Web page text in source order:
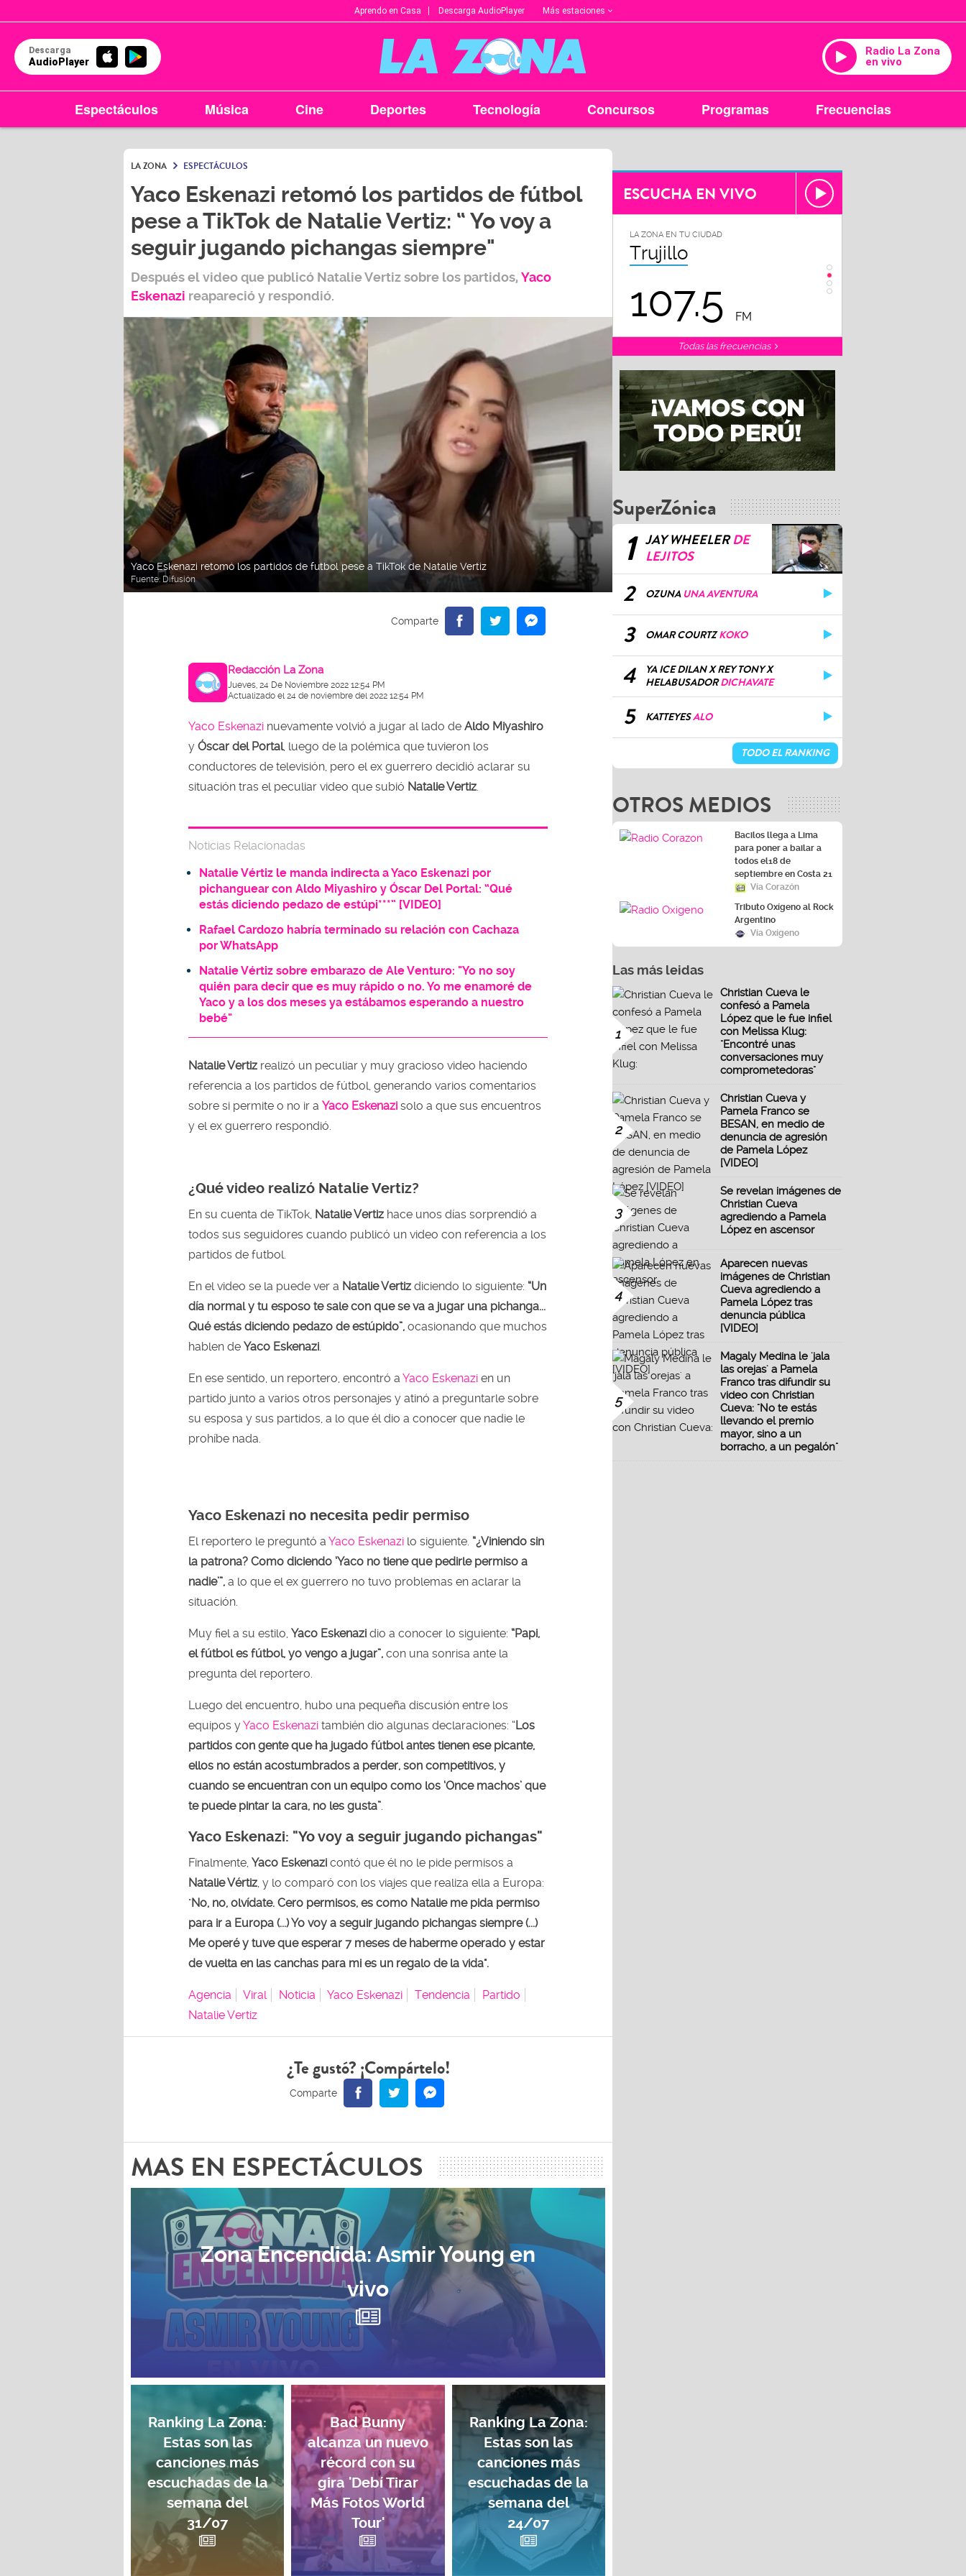
Aprendo en Casa Descarga AudioPlayer Más estaciones
Descarga
AudioPlayer
Radio La Zona
en vivo
Espectáculos Música Cine Deportes Tecnología Concursos Programas Frecuencias
LA ZONA ESPECTÁCULOS
Yaco Eskenazi retomó los partidos de fútbol
pese a TikTok de Natalie Vertiz: “ Yo voy a
seguir jugando pichangas siempre"
Después el video que publicó Natalie Vertizsobre los partidos, Yaco
Eskenazi reapareció y respondió.
Yaco Eskenazi retomó los partidos de futbol pese a TikTok de Natalie Vertiz
Fuente: Difusión
Redacción La Zona
Jueves, 24 De Noviembre 2022 12:54 PM
Actualizado el 24 de noviembre del 2022 12:54 PM
Yaco Eskenazi nuevamente volvió a jugar al lado de Aldo Miyashiro
y Óscar del Portal, luego de la polémica que tuvieron los
conductores de televisión, pero el ex guerrero decidió aclarar su
situación tras el peculiar video que subió Natalie Vertiz
Noticias Relacionadas
Natalie Vértiz le manda indirecta a Yaco Eskenazi por
pichanguear con Aldo Miyashiro y Óscar Del Portal: “Qué
estás diciendo pedazo de estúpi***” [VIDEO]
Rafael Cardozo habría terminado su relación con Cachaza
por WhatsApp
Natalie Vértiz sobre embarazo de Ale Venturo: "Yo no soy
quién para decir que es muy rápido o no. Yo me enamoré de
Yaco y a los dos meses ya estábamos esperando a nuestro
bebé"
Natalie Vertiz realizó un peculiar y muy gracioso video haciendo
referencia a los partidos de fútbol, generando varios comentarios
sobre si permite o no ir a Yaco Eskenazi solo a que sus encuentros
y el ex guerrero respondió.
¿Qué video realizó Natalie Vertiz?
En su cuenta de TikTok, Natalie Vertiz hace unos días sorprendió a
todos sus seguidores cuando publicó un video con referencia a los
partidos de futbol.
En el video se la puede ver a Natalie Vertiz diciendo lo siguiente: “Un
día normal y tu esposo te sale con que se va a jugar una pichanga...
Qué estás diciendo pedazo de estúpido”, ocasionando que muchos
hablen de Yaco Eskenazi
En ese sentido, un reportero, encontró a Yaco Eskenazi en un
partido junto a varios otros personajes y atinó a preguntarle sobre
su esposa y sus partidos, a lo que él dio a conocer que nadie le
prohíbe nada.
Yaco Eskenazi no necesita pedir permiso
El reportero le preguntó a Yaco Eskenazi lo siguiente. “¿Viniendo sin
la patrona? Como diciendo ‘Yaco no tiene que pedirle permiso a
nadie’”, a lo que el ex guerrero no tuvo problemas en aclarar la
situación.
Muy fiel a su estilo, Yaco Eskenazi dio a conocer lo siguiente: “Papi,
el fútbol es fútbol, yo vengo a jugar”, con una sonrisa ante la
pregunta del reportero.
Luego del encuentro, hubo una pequeña discusión entre los
equipos yYaco Eskenazi también dio algunas declaraciones: “Los
partidos con gente que ha jugado fútbol antes tienen ese picante,
ellos no están acostumbrados a perder, son competitivos, y
cuando se encuentran con un equipo como los ‘Once machos’ que
te puede pintar la cara, no les gusta”
Yaco Eskenazi: "Yo voy a seguir jugando pichangas"
Finalmente, Yaco Eskenazi contó que él no le pide permisos a
Natalie Vértiz , y lo comparó con los viajes que realiza ella a Europa:
"No, no, olvídate. Cero permisos, es como Natalie me pida permiso
para ir a Europa (...) Yo voy a seguir jugando pichangas siempre (...)
Me operé y tuve que esperar 7 meses de haberme operado y estar
de vuelta en las canchas para mi es un regalo de la vida".
Agencia Viral Noticia Yaco Eskenazi Tendencia
Partido
Natalie Vertiz
¿Te gustó? ¡Compártelo!
MAS EN ESPECTÁCULOS
Zona Encendida: Asmir Young en
vivo
Ranking La Zona:
Estas son las
canciones más
escuchadas de la
semana del
31/07
Bad Bunny
alcanza un nuevo
récord con su
gira 'Debí Tirar
Más Fotos World
Tour'
Ranking La Zona:
Estas son las
canciones más
escuchadas de la
semana del
24/07
ESCUCHA EN VIVO
LA ZONA EN TU CIUDAD
Arequipa
95.9 FM
LA ZONA EN TU CIUDAD
Trujillo
107.5 FM 102.3
Todas las frecuencias
SuperZónica
1 JAY WHEELERDE
LEJITOS
2 OZUNA UNA AVENTURA
3 OMAR COURTZKOKO
4
YA ICE DILAN X REY TONY X
HELABUSADORDICHAVATE
5 KATTEYESALO
TODO EL RANKING
OTROS MEDIOS
Bacilos llega a Lima
para poner a bailar a
todos el18 de
septiembre en Costa 21
Vía Corazón
Tributo Oxígeno al Rock
Argentino
Vía Oxígeno
Las más leidas
1
Christian Cueva le
confesó a Pamela
López que le fue infiel
con Melissa Klug:
"Encontré unas
conversaciones muy
comprometedoras"
2
Christian Cueva y
Pamela Franco se
BESAN, en medio de
denuncia de agresión
de Pamela López
[VIDEO]
3
Se revelan imágenes de
Christian Cueva
agrediendo a Pamela
López en ascensor
4
Aparecen nuevas
imágenes de Christian
Cueva agrediendo a
Pamela López tras
denuncia pública
[VIDEO]
5
Magaly Medina le 'jala
las orejas' a Pamela
Franco tras difundir su
video con Christian
Cueva: "No te estás
llevando el premio
mayor, sino a un
borracho, a un pegalón"